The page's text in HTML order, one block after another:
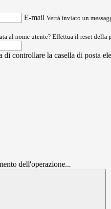
E-mail Verrà inviato un
al nome utente? Effettua il reset della
di controllare la casella di posta
dell'operazione...